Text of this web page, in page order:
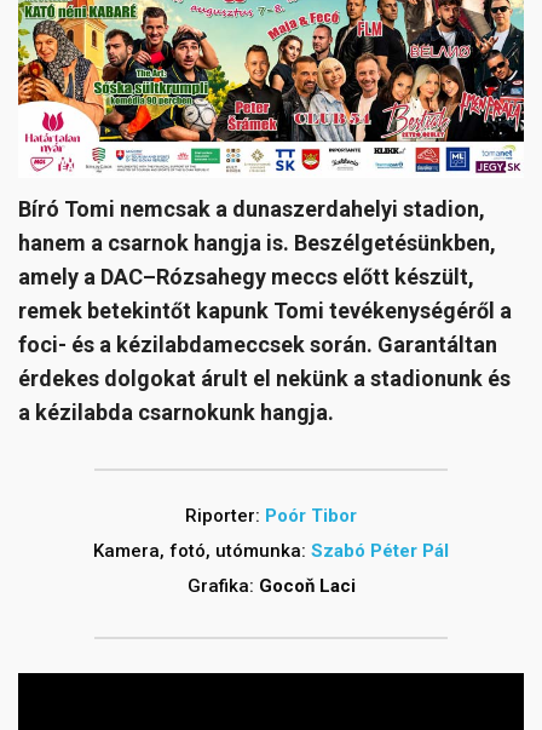
Bíró Tomi nemcsak a dunaszerdahelyi stadion,
hanem a csarnok hangja is. Beszélgetésünkben,
amely a DAC–Rózsahegy meccs előtt készült,
remek betekintőt kapunk Tomi tevékenységéről a
foci- és a kézilabdameccsek során. Garantáltan
érdekes dolgokat árult el nekünk a stadionunk és
a kézilabda csarnokunk hangja.
Riporter: Poór Tibor
Kamera, fotó, utómunka: Szabó Péter Pál
Grafika: Gocoň Laci